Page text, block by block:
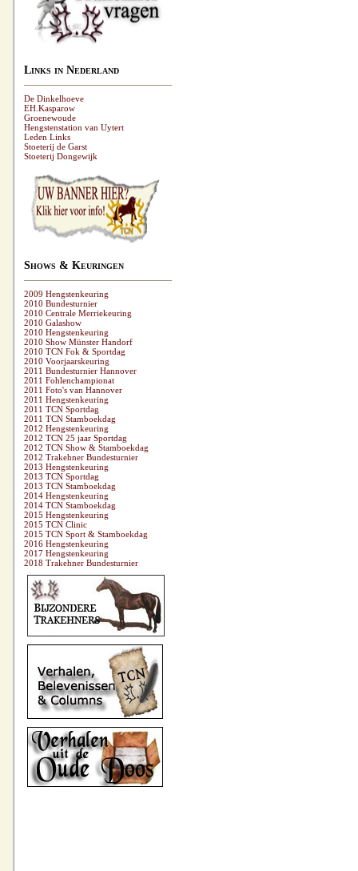
Links in Nederland
De Dinkelhoeve
EH.Kasparow
Groenewoude
Hengstenstation van Uytert
Leden Links
Stoeterij de Garst
Stoeterij Dongewijk
Shows & Keuringen
2009 Hengstenkeuring
2010 Bundesturnier
2010 Centrale Merriekeuring
2010 Galashow
2010 Hengstenkeuring
2010 Show Münster Handorf
2010 TCN Fok & Sportdag
2010 Voorjaarskeuring
2011 Bundesturnier Hannover
2011 Fohlenchampionat
2011 Foto's van Hannover
2011 Hengstenkeuring
2011 TCN Sportdag
2011 TCN Stamboekdag
2012 Hengstenkeuring
2012 TCN 25 jaar Sportdag
2012 TCN Show & Stamboekdag
2012 Trakehner Bundesturnier
2013 Hengstenkeuring
2013 TCN Sportdag
2013 TCN Stamboekdag
2014 Hengstenkeuring
2014 TCN Stamboekdag
2015 Hengstenkeuring
2015 TCN Clinic
2015 TCN Sport & Stamboekdag
2016 Hengstenkeuring
2017 Hengstenkeuring
2018 Trakehner Bundesturnier